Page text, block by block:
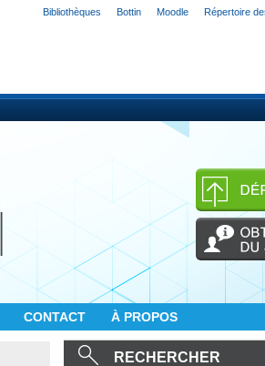
Bibliothèques Bottin Moodle Répertoire
CONTACT À PROPOS
RECHERCHER